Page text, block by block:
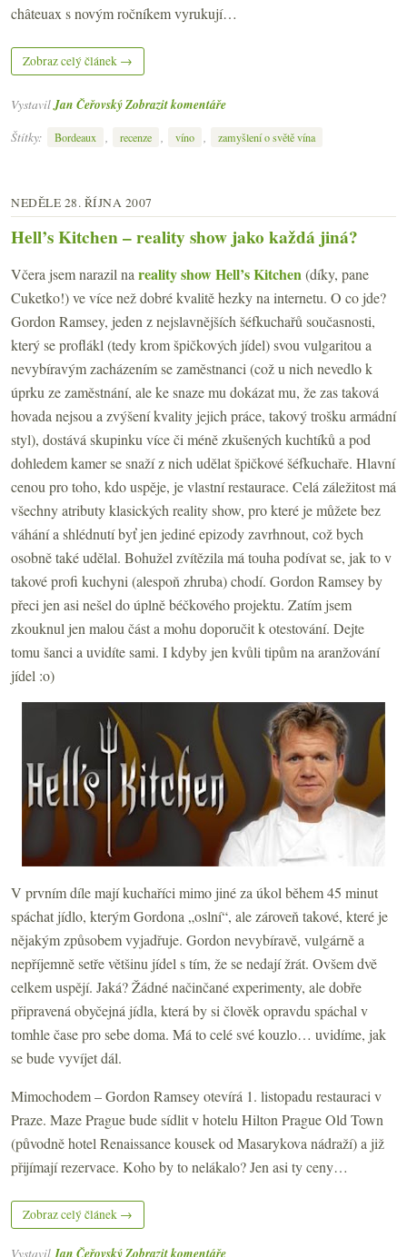
châteuax s novým ročníkem vyrukují…
Zobraz celý článek →
VystavilJan ČeřovskýZobrazit komentáře
Štítky:
Bordeaux , recenze , víno , zamyšlení o světě vína
NEDĚLE 28. ŘÍJNA 2007
Hell’s Kitchen – reality show jako každá jiná?
Včera jsem narazil nareality show Hell’s Kitchen(díky, pane
Cuketko!) ve více než dobré kvalitě hezky na internetu. O co jde?
Gordon Ramsey, jeden z nejslavnějších šéfkuchařů současnosti,
který se proflákl (tedy krom špičkových jídel) svou vulgaritou a
nevybíravým zacházením se zaměstnanci (což u nich nevedlo k
úprku ze zaměstnání, ale ke snaze mu dokázat mu, že zas taková
hovada nejsou a zvýšení kvality jejich práce, takový trošku armádní
styl), dostává skupinku více či méně zkušených kuchtíků a pod
dohledem kamer se snaží z nich udělat špičkové šéfkuchaře. Hlavní
cenou pro toho, kdo uspěje, je vlastní restaurace. Celá záležitost má
všechny atributy klasických reality show, pro které je můžete bez
váhání a shlédnutí byť jen jediné epizody zavrhnout, což bych
osobně také udělal. Bohužel zvítězila má touha podívat se, jak to v
takové profi kuchyni (alespoň zhruba) chodí. Gordon Ramsey by
přeci jen asi nešel do úplně béčkového projektu. Zatím jsem
zkouknul jen malou část a mohu doporučit k otestování. Dejte
tomu šanci a uvidíte sami. I kdyby jen kvůli tipům na aranžování
jídel :o)
V prvním díle mají kuchaříci mimo jiné za úkol během 45 minut
spáchat jídlo, kterým Gordona „oslní“, ale zároveň takové, které je
nějakým způsobem vyjadřuje. Gordon nevybíravě, vulgárně a
nepříjemně setře většinu jídel s tím, že se nedají žrát. Ovšem dvě
celkem uspějí. Jaká? Žádné načinčané experimenty, ale dobře
připravená obyčejná jídla, která by si člověk opravdu spáchal v
tomhle čase pro sebe doma. Má to celé své kouzlo… uvidíme, jak
se bude vyvíjet dál.
Mimochodem – Gordon Ramsey otevírá 1. listopadu restauraci v
Praze. Maze Prague bude sídlit v hotelu Hilton Prague Old Town
(původně hotel Renaissance kousek od Masarykova nádraží) a již
přijímají rezervace. Koho by to nelákalo? Jen asi ty ceny…
Zobraz celý článek →
Vystavil Jan ČeřovskýZobrazit komentáře